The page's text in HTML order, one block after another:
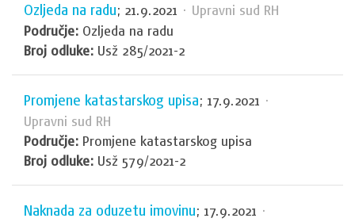
Ozljeda na radu; 21.9.2021 · Upravni sud RH
Područje: Ozljeda na radu
Broj odluke: Usž 285/2021-2
Promjene katastarskog upisa; 17.9.2021 ·
Upravni sud RH
Područje: Promjene katastarskog upisa
Broj odluke: Usž 579/2021-2
Naknada za oduzetu imovinu; 17.9.2021 ·